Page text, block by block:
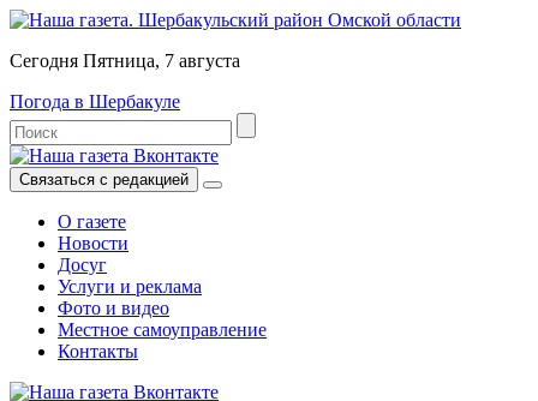
Сегодня Пятница, 7 августа
Погода в Шербакуле
Связаться с редакцией
О газете
Новости
Досуг
Услуги и реклама
Фото и видео
Местное самоуправление
Контакты